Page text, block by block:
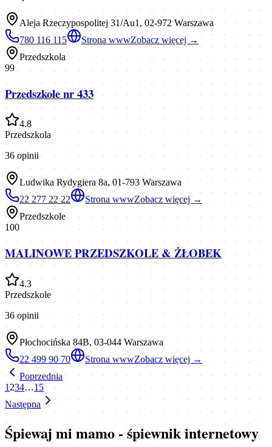
Aleja Rzeczypospolitej 31/Au1, 02-972 Warszawa
780 116 115
Strona wwwZobacz więcej →
Przedszkola
99
Przedszkole nr 433
4.8
Przedszkola
36 opinii
Ludwika Rydygiera 8a, 01-793 Warszawa
22 277 22 22
Strona wwwZobacz więcej →
Przedszkole
100
MALINOWE PRZEDSZKOLE & ŻŁOBEK
4.3
Przedszkole
36 opinii
Płochocińska 84B, 03-044 Warszawa
22 499 90 70
Strona wwwZobacz więcej →
Poprzednia
1 234…15
Następna
Śpiewaj mi mamo - śpiewnik internetowy